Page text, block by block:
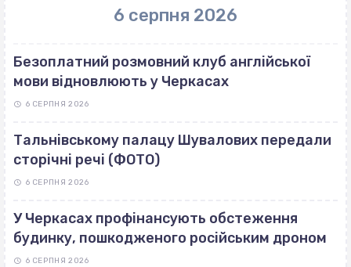
6 серпня 2026
Безоплатний розмовний клуб англійської
мови відновлюють у Черкасах
6 СЕРПНЯ 2026
Тальнівському палацу Шувалових передали
сторічні речі (ФОТО)
6 СЕРПНЯ 2026
У Черкасах профінансують обстеження
будинку, пошкодженого російським дроном
6 СЕРПНЯ 2026